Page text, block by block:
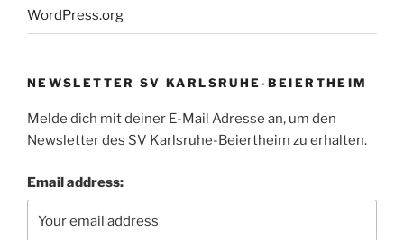
WordPress.org
NEWSLETTER SV KARLSRUHE-BEIERTHEIM
Melde dich mit deiner E-Mail Adresse an, um den
Newsletter des SV Karlsruhe-Beiertheim zu erhalten.
Email address: